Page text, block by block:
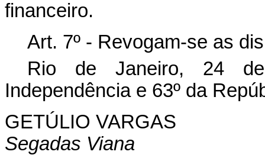
financeiro.
Art. 7º - Revogam-se as
Rio de Janeiro, 24
Independência e 63º da
GETÚLIO VARGAS
Segadas Viana